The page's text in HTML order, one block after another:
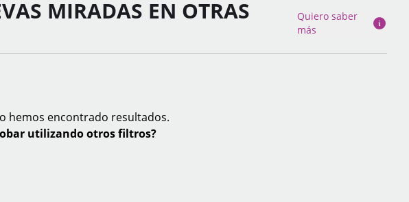
MIRADAS EN OTRAS
Quiero saber
más
hemos encontrado resultados.
utilizando otros filtros?